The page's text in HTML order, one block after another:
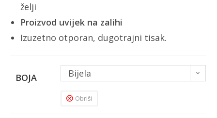
želji
Proizvod uvijek na zalihi
Izuzetno otporan, dugotrajni tisak.
BOJA Bijela
Obriši